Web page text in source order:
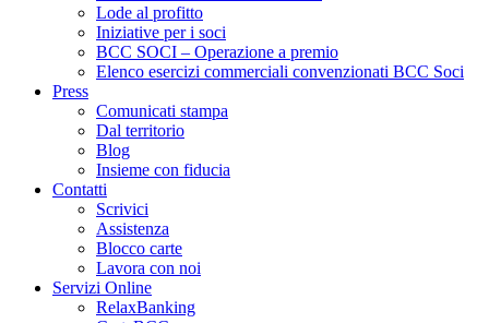
Lode al profitto
Iniziative per i soci
BCC SOCI – Operazione a premio
Elenco esercizi commerciali convenzionati BCC Soci
Press
Comunicati stampa
Dal territorio
Blog
Insieme con fiducia
Contatti
Scrivici
Assistenza
Blocco carte
Lavora con noi
Servizi Online
RelaxBanking